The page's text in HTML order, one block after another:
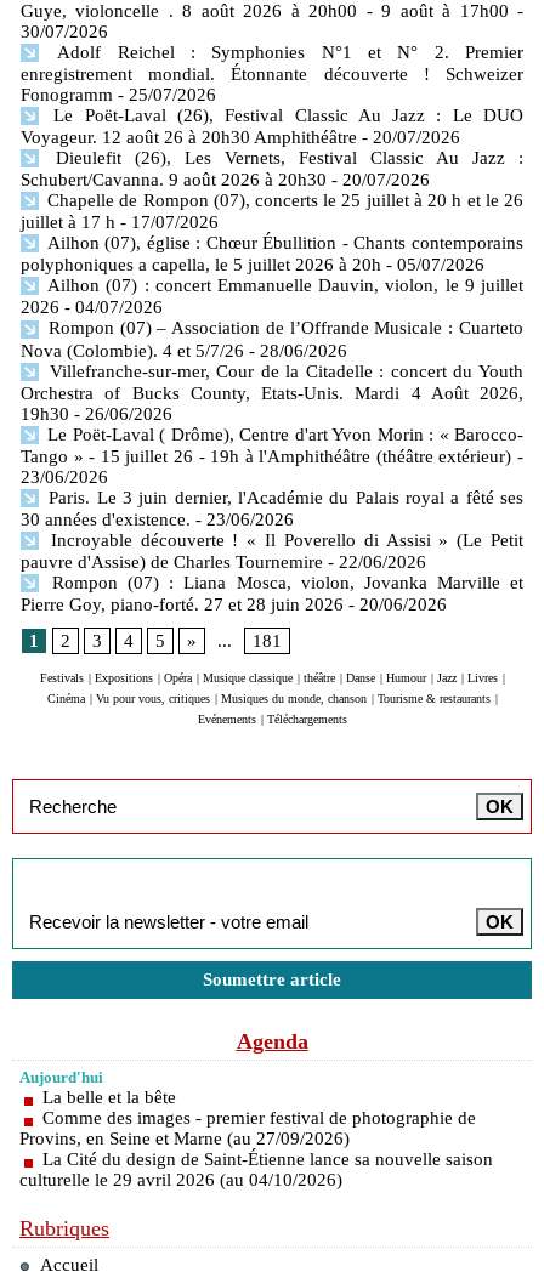
Guye, violoncelle . 8 août 2026 à 20h00 - 9 août à 17h00 -
30/07/2026
Adolf Reichel : Symphonies N°1 et N° 2. Premier
enregistrement mondial. Étonnante découverte ! Schweizer
Fonogramm - 25/07/2026
Le Poët-Laval (26), Festival Classic Au Jazz : Le DUO
Voyageur. 12 août 26 à 20h30 Amphithéâtre - 20/07/2026
Dieulefit (26), Les Vernets, Festival Classic Au Jazz :
Schubert/Cavanna. 9 août 2026 à 20h30 - 20/07/2026
Chapelle de Rompon (07), concerts le 25 juillet à 20 h et le 26
juillet à 17 h - 17/07/2026
Ailhon (07), église : Chœur Ébullition - Chants contemporains
polyphoniques a capella, le 5 juillet 2026 à 20h - 05/07/2026
Ailhon (07) : concert Emmanuelle Dauvin, violon, le 9 juillet
2026 - 04/07/2026
Rompon (07) – Association de l’Offrande Musicale : Cuarteto
Nova (Colombie). 4 et 5/7/26 - 28/06/2026
Villefranche-sur-mer, Cour de la Citadelle : concert du Youth
Orchestra of Bucks County, Etats-Unis. Mardi 4 Août 2026,
19h30 - 26/06/2026
Le Poët-Laval ( Drôme), Centre d'art Yvon Morin : « Barocco-
Tango » - 15 juillet 26 - 19h à l'Amphithéâtre (théâtre extérieur) -
23/06/2026
Paris. Le 3 juin dernier, l'Académie du Palais royal a fêté ses
30 années d'existence. - 23/06/2026
Incroyable découverte ! « Il Poverello di Assisi » (Le Petit
pauvre d'Assise) de Charles Tournemire - 22/06/2026
Rompon (07) : Liana Mosca, violon, Jovanka Marville et
Pierre Goy, piano-forté. 27 et 28 juin 2026 - 20/06/2026
1
2 3 4 5 » ... 181
Festivals | Expositions | Opéra | Musique classique | théâtre | Danse | Humour | Jazz | Livres |
Cinéma | Vu pour vous, critiques | Musiques du monde, chanson | Tourisme & restaurants |
Evénements | Téléchargements
Soumettre article
Agenda
Aujourd'hui
La belle et la bête
Comme des images - premier festival de photographie de
Provins, en Seine et Marne (au 27/09/2026)
La Cité du design de Saint-Étienne lance sa nouvelle saison
culturelle le 29 avril 2026 (au 04/10/2026)
Rubriques
Accueil